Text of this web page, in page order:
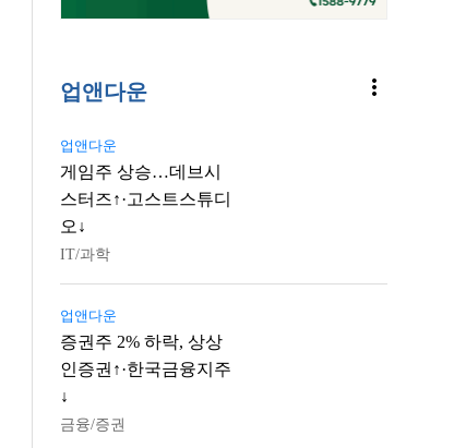
업앤다운 more_vert
업앤다운
게임주 상승…데브시
스터즈↑·고스트스튜디
오↓
IT/과학
업앤다운
증권주 2% 하락, 상상
인증권↑·한국금융지주
↓
금융/증권